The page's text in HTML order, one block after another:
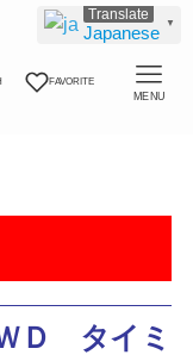
FAVORITE
MENU
Ｄ タイミ
Japanese ▼